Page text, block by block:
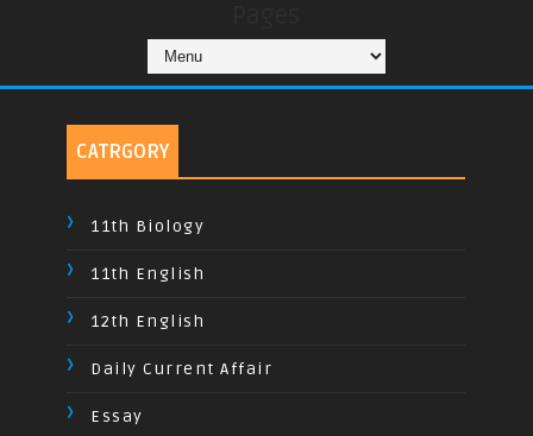
CATRGORY
11th Biology
11th English
12th English
Daily Current Affair
Essay